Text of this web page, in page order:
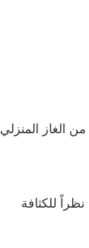
الغاز المنزلي
للكثافة